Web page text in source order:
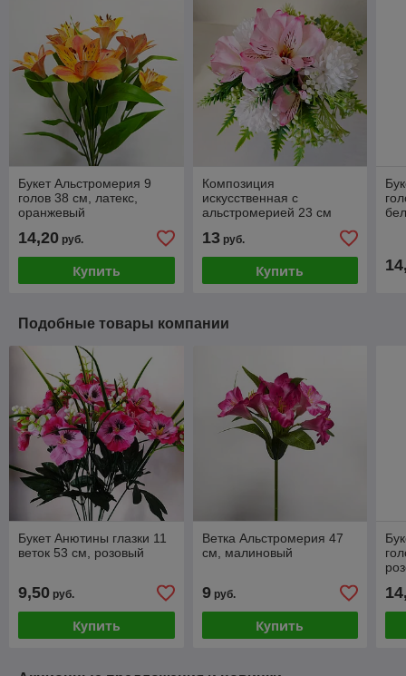
Букет Альстромерия 9
голов 38 см, латекс,
оранжевый
14,20 руб.
Купить
Композиция
искусственная с
альстромерией 23 см
13руб.
Купить
Подобные товары компании
Букет Анютины глазки 11
веток 53 см, розовый
9,50 руб.
Купить
Ветка Альстромерия 47
см, малиновый
9руб.
Купить